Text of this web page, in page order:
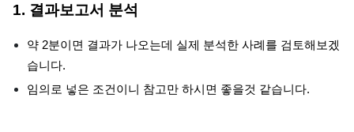
1. 결과보고서 분석
약 2분이면 결과가 나오는데 실제 분석한 사례를 검토해보겠
습니다.
임의로 넣은 조건이니 참고만 하시면 좋을것 같습니다.